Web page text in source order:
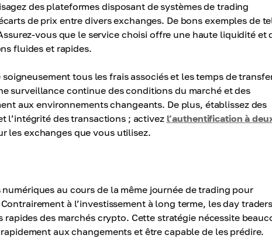
des plateformes disposant de systèmes de trading
de prix entre divers exchanges. De bons exemples de
vous que le service choisi offre une haute liquidité et
fluides et rapides.
tous les frais associés et les temps de
surveillance continue des conditions du marché et des
aux environnements changeants. De plus, établissez des
l’intégrité des transactions ; activez l’authentification à
les exchanges que vous utilisez.
au cours de la même journée de trading pour
à l’investissement à long terme, les day
des marchés crypto. Cette stratégie nécessite
aux changements et être capable de les prédire.